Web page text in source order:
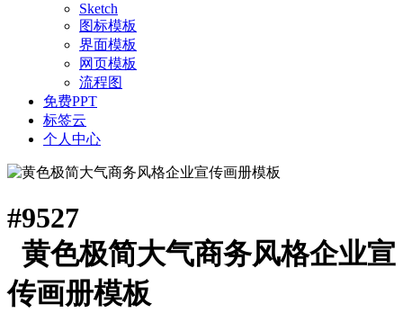
Sketch
图标模板
界面模板
网页模板
流程图
免费PPT
标签云
个人中心
#9527
黄色极简大气商务风格企业宣
传画册模板